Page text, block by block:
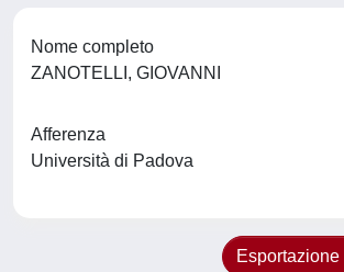
Nome completo
ZANOTELLI, GIOVANNI
Afferenza
Università di Padova
Esportazione